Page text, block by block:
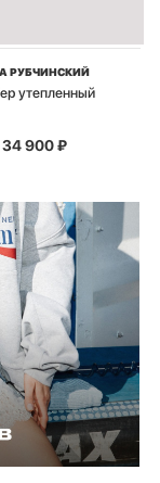
РУБЧИНСКИЙ
утепленный
34 900₽